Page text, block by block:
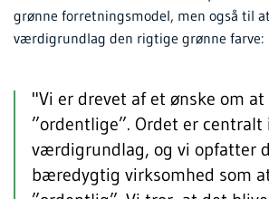
grønne forretningsmodel, men også til
værdigrundlag den rigtige grønne farve:
"Vi er drevet af et ønske om
”ordentlige”. Ordet er centralt
værdigrundlag, og vi opfatter
bæredygtig virksomhed som